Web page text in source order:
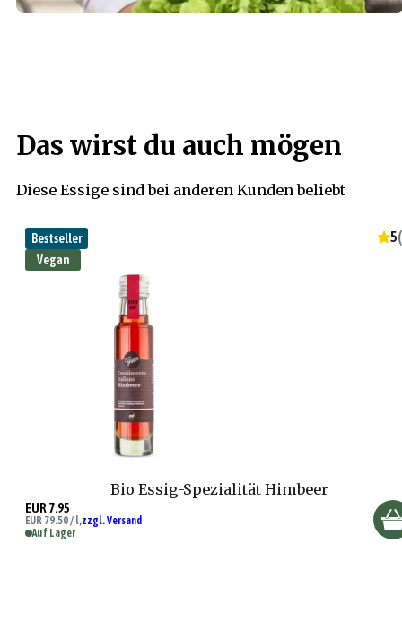
Das wirst du auch mögen
Diese Essige sind bei anderen Kunden beliebt
Bestseller
Vegan
5(
Bio Essig-Spezialität Himbeer
EUR 7.95
EUR 79.50 / l,zzgl. Versand
Auf Lager